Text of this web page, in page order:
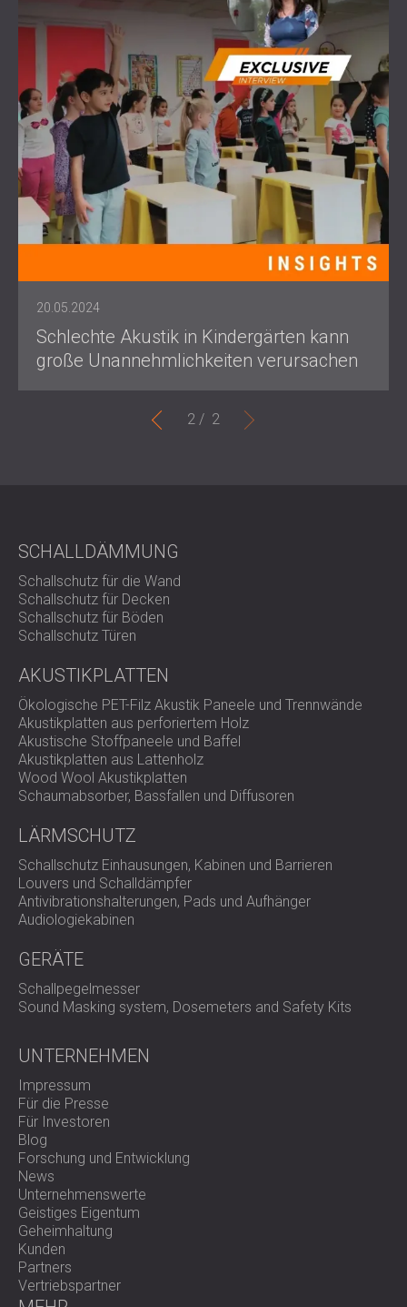
20.05.2024
Schlechte Akustik in Kindergärten kann
große Unannehmlichkeiten verursachen
2 / 2
SCHALLDÄMMUNG
Schallschutz für die Wand
Schallschutz für Decken
Schallschutz für Böden
Schallschutz Türen
AKUSTIKPLATTEN
Ökologische PET-Filz Akustik Paneele und Trennwände
Akustikplatten aus perforiertem Holz
Akustische Stoffpaneele und Baffel
Akustikplatten aus Lattenholz
Wood Wool Akustikplatten
Schaumabsorber, Bassfallen und Diffusoren
LÄRMSCHUTZ
Schallschutz Einhausungen, Kabinen und Barrieren
Louvers und Schalldämpfer
Antivibrationshalterungen, Pads und Aufhänger
Audiologiekabinen
GERÄTE
Schallpegelmesser
Sound Masking system, Dosemeters and Safety Kits
UNTERNEHMEN
Impressum
Für die Presse
Für Investoren
Blog
Forschung und Entwicklung
News
Unternehmenswerte
Geistiges Eigentum
Geheimhaltung
Kunden
Partners
Vertriebspartner